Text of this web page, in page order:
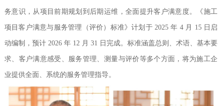
务意识，从项目前期规划到后期运维，全面提升客户满意度。《施工
项目客户满意与服务管理（评价）标准》计划于 2025 年 4 月 15 日启
动编制，预计 2026 年 12 月 31 日完成。标准涵盖总则、术语、基本要
求、客户满意感受、服务管理、测量与评价等多个方面，将为施工企
业提供全面、系统的服务管理指导。